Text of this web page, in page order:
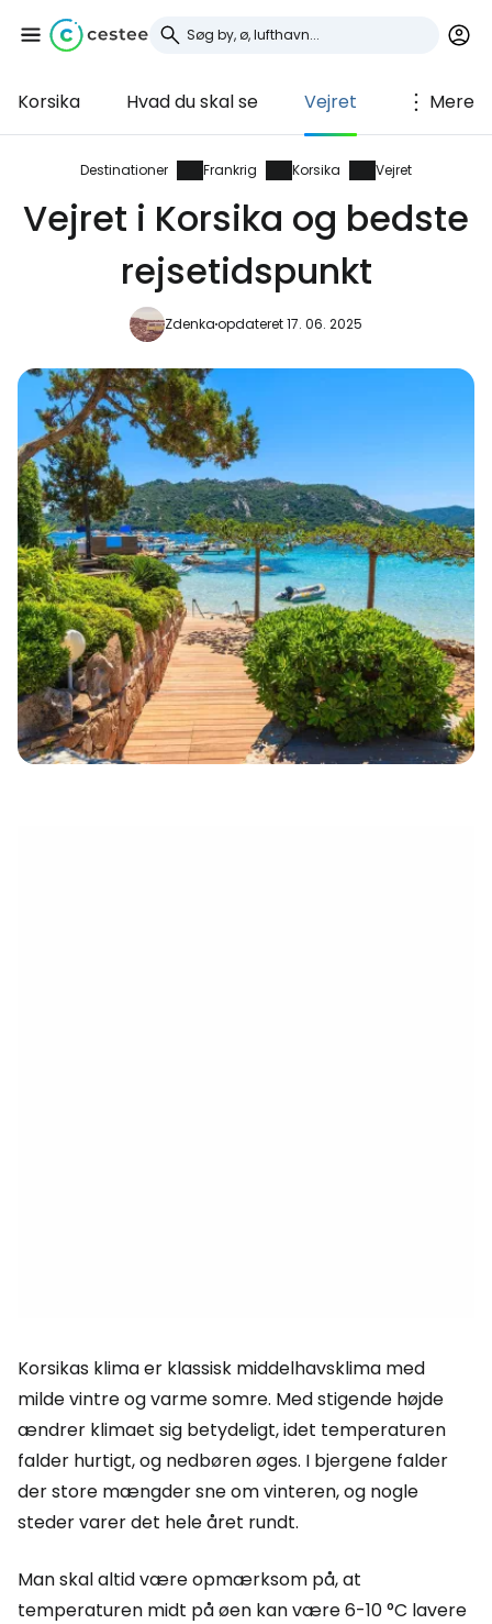
Korsika Hvad du skal se Vejret Mere
Destinationer Frankrig Korsika Vejret
Vejret i Korsika og bedste
rejsetidspunkt
Zdenkaopdateret 17. 06. 2025
Korsikas klima er klassisk middelhavsklima med
milde vintre og varme somre. Med stigende højde
ændrer klimaet sig betydeligt, idet temperaturen
falder hurtigt, og nedbøren øges. I bjergene falder
der store mængder sne om vinteren, og nogle
steder varer det hele året rundt.
Man skal altid være opmærksom på, at
temperaturen midt på øen kan være 6-10 °C lavere
Log ind på Cestee
... det verdensomspændende
rejsefællesskab
Fortsæt med Google
Fortsæt med e-mail